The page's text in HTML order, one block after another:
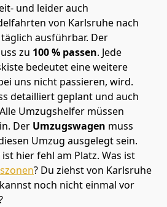
und leider auch
von Karlsruhe nach
ausführbar. Der
zu 100 % passen. Jede
bedeutet eine weitere
uns nicht passieren, wird.
detailliert geplant und auch
Umzugshelfer müssen
Der Umzugswagen muss
Umzug ausgelegt sein.
ist hier fehl am Platz. Was ist
? Du ziehst von Karlsruhe
noch nicht einmal vor